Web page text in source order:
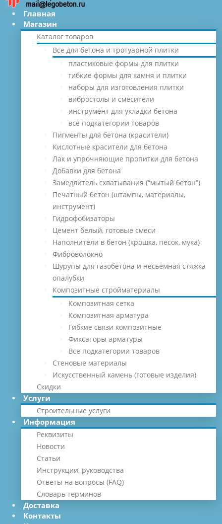
Главная
Магазин
Каталог товаров
Все для бетона и тротуарной плитки
пластиковые формы для плитки
гибкие формы для камня и плитки
наборы для изготовления плитки
вибростолы и смесители
инструмент для укладки бетона
все подкатегории товаров
Пигменты для бетона (красители)
Кислотные красители для бетона
Лак и упрочняющие пропитки для бетона
Добавки для бетона
Замедлитель схватывания (“мытый бетон”)
Печатный бетон (штампы, материалы,
инструмент)
Гидрофобизаторы
Цемент белый, готовые смеси
Наполнители в бетон (крошка, песок, мука)
Фиброволокно
Шурупы для газобетона и несьемная стяжка
опалубки
Композитные стройматериалы
Композитная сетка
Композитная арматура
Гибкие связи композитные
Фиксаторы арматуры
Все подкатегории товаров
Стеновые материалы
Искусственный камень (готовые изделия)
Скидки
Услуги
Строительные услуги
Информация
Реквизиты
Новости
Статьи
Инструкции, руководства
Ответы на вопросы (FAQ)
Словарь терминов
Доставка
Контакты